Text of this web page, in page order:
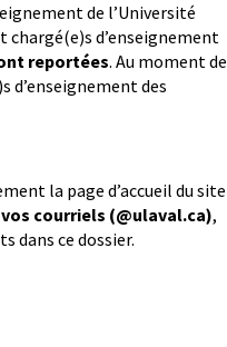
de l’Université
chargé(e)s d’enseignement
reportées. Au moment de
d’enseignement des
la page d’accueil du site
vos courriels (@ulaval.ca),
dans ce dossier.